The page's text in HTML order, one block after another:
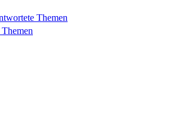
Themen